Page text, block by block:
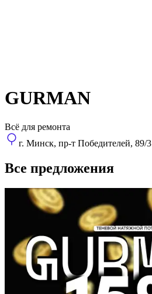
GURMAN
Всё для ремонта
г. Минск, пр-т Победителей, 89/3
Все предложения